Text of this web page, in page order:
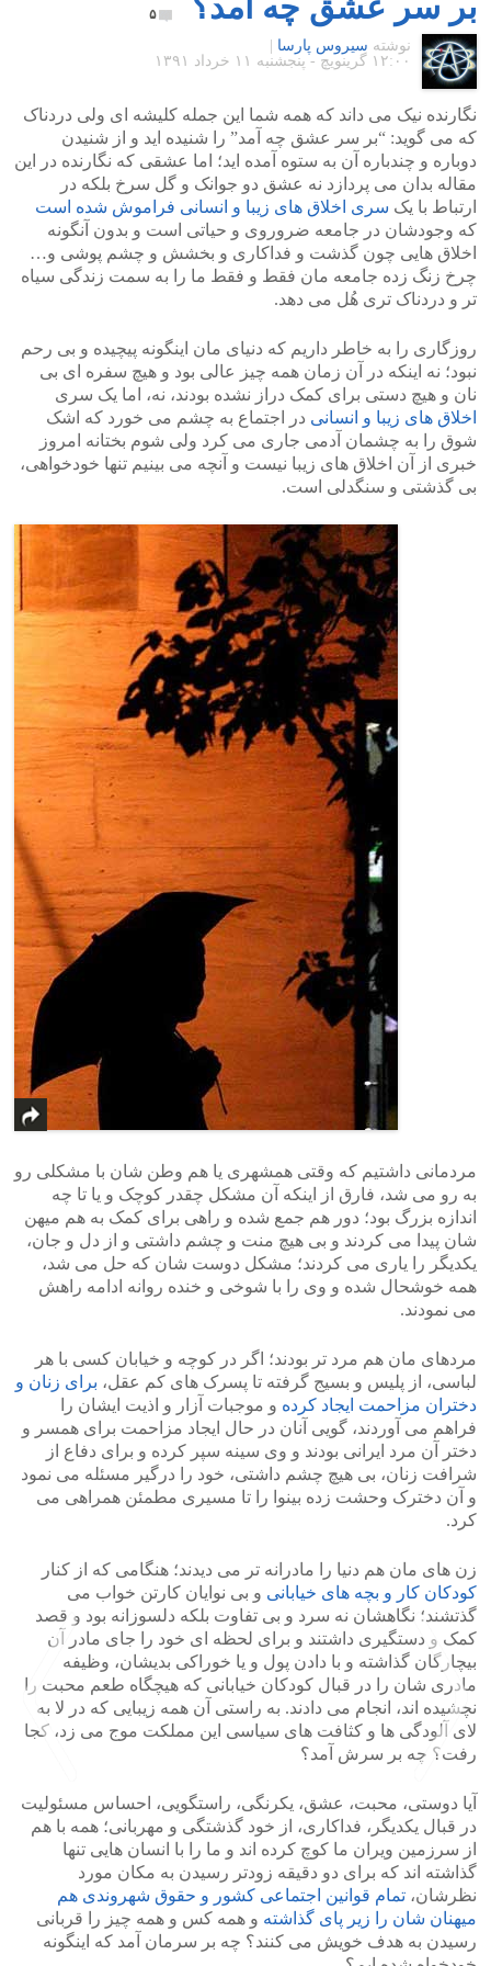
۵
نوشته سیروس پارسا
۱۲:۰۰ گرينويچ - پنجشنبه ۱۱ خرداد ۱۳۹۱
نگارنده نیک می داند که همه شما این جمله کلیشه ای ولی دردناک
که می گوید: “بر سر عشق چه آمد” را شنیده اید و از شنیدن
دوباره و چندباره آن به ستوه آمده اید؛ اما عشقی که نگارنده در این
مقاله بدان می پردازد نه عشق دو جوانک و گل سرخ بلکه در
ارتباط با یک سری اخلاق های زیبا و انسانی فراموش شده است
که وجودشان در جامعه ضروروی و حیاتی است و بدون آنگونه
اخلاق هایی چون گذشت و فداکاری و بخشش و چشم پوشی و…
چرخ زنگ زده جامعه مان فقط و فقط ما را به سمت زندگی سیاه
تر و دردناک تری هُل می دهد.
روزگاری را به خاطر داریم که دنیای مان اینگونه پیچیده و بی رحم
نبود؛ نه اینکه در آن زمان همه چیز عالی بود و هیچ سفره ای بی
نان و هیچ دستی برای کمک دراز نشده بودند، نه، اما یک سری
اخلاق های زیبا و انسانی در اجتماع به چشم می خورد که اشک
شوق را به چشمان آدمی جاری می کرد ولی شوم بختانه امروز
خبری از آن اخلاق های زیبا نیست و آنچه می بینیم تنها خودخواهی،
بی گذشتی و سنگدلی است.
مردمانی داشتیم که وقتی همشهری یا هم وطن شان با مشکلی رو
به رو می شد، فارق از اینکه آن مشکل چقدر کوچک و یا تا چه
اندازه بزرگ بود؛ دور هم جمع شده و راهی برای کمک به هم میهن
شان پیدا می کردند و بی هیچ منت و چشم داشتی و از دل و جان،
یکدیگر را یاری می کردند؛ مشکل دوست شان که حل می شد،
همه خوشحال شده و وی را با شوخی و خنده روانه ادامه راهش
می نمودند.
مردهای مان هم مرد تر بودند؛ اگر در کوچه و خیابان کسی با هر
لباسی، از پلیس و بسیج گرفته تا پسرک های کم عقل، برای زنان و
دختران مزاحمت ایجاد کرده و موجبات آزار و اذیت ایشان را
فراهم می آوردند، گویی آنان در حال ایجاد مزاحمت برای همسر و
دختر آن مرد ایرانی بودند و وی سینه سپر کرده و برای دفاع از
شرافت زنان، بی هیچ چشم داشتی، خود را درگیر مسئله می نمود
و آن دخترک وحشت زده بینوا را تا مسیری مطمئن همراهی می
کرد.
زن های مان هم دنیا را مادرانه تر می دیدند؛ هنگامی که از کنار
کودکان کار و بچه های خیابانی و بی نوایان کارتن خواب می
گذتشند؛ نگاهشان نه سرد و بی تفاوت بلکه دلسوزانه بود و قصد
کمک و دستگیری داشتند و برای لحظه ای خود را جای مادر آن
بیچارگان گذاشته و با دادن پول و یا خوراکی بدیشان، وظیفه
مادری شان را در قبال کودکان خیابانی که هیچگاه طعم محبت را
نچشیده اند، انجام می دادند. به راستی آن همه زیبایی که در لا به
لای آلودگی ها و کثافت های سیاسی این مملکت موج می زد، کجا
رفت؟ چه بر سرش آمد؟
آیا دوستی، محبت، عشق، یکرنگی، راستگویی، احساس مسئولیت
در قبال یکدیگر، فداکاری، از خود گذشتگی و مهربانی؛ همه با هم
از سرزمین ویران ما کوچ کرده اند و ما را با انسان هایی تنها
گذاشته اند که برای دو دقیقه زودتر رسیدن به مکان مورد
نظرشان، تمام قوانین اجتماعی کشور و حقوق شهروندی هم
میهنان شان را زیر پای گذاشته و همه کس و همه چیز را قربانی
رسیدن به هدف خویش می کنند؟ چه بر سرمان آمد که اینگونه
<
>